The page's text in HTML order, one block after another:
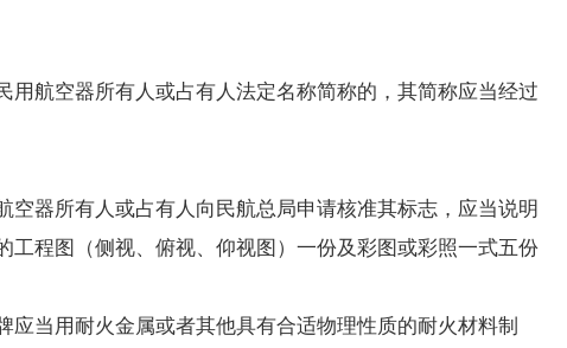
航空器所有人或占有人法定名称简称的，其简称应当经过
器所有人或占有人向民航总局申请核准其标志，应当说明
程图（侧视、俯视、仰视图）一份及彩图或彩照一式五份
当用耐火金属或者其他具有合适物理性质的耐火材料制